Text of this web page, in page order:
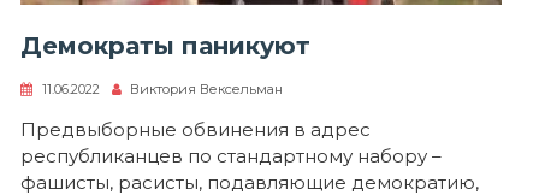
Демократы паникуют
11.06.2022 Виктория Вексельман
Предвыборные обвинения в адрес
республиканцев по стандартному набору –
фашисты, расисты, подавляющие демократию,